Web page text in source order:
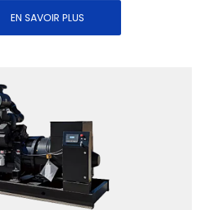
EN SAVOIR PLUS